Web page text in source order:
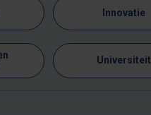
Innovatie
Universiteit